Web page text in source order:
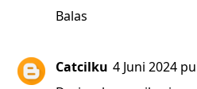
Balas
Catcilku 4 Juni 2024